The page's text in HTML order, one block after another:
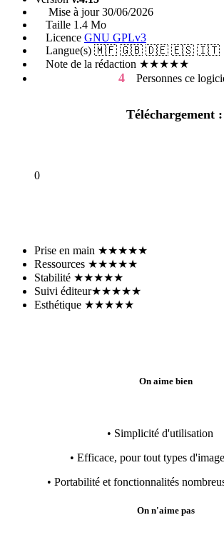
Mise à jour30/06/2026
Taille 1.4 Mo
Licence GNU GPLv3
Langue(s) 🇲🇫 🇬🇧 🇩🇪 🇪🇸 🇮🇹
Note de la rédaction ★★★★★
4Personnes ce
Téléchargement :
0
Prise en main ★★★★★
Ressources ★★★★★
Stabilité ★★★★★
Suivi éditeur★★★★★
Esthétique ★★★★★
On aime bien
• Simplicité d'utilisation
• Efficace, pour tout types
• Portabilité et fonctionnalités
On n'aime pas